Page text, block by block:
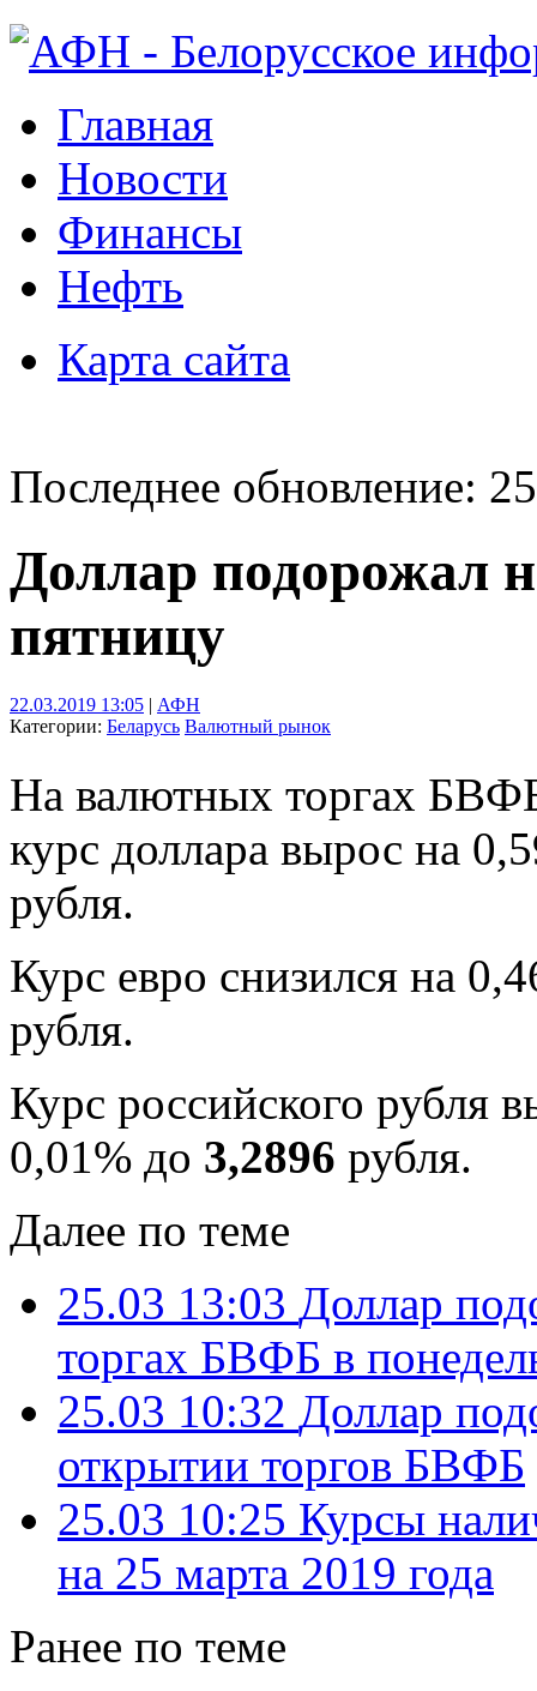
Главная
Новости
Финансы
Нефть
Карта сайта
Последнее обновление:
Доллар подорожал
пятницу
22.03.2019 13:05 | АФН
Категории: Беларусь Валютный рынок
На валютных торгах
курс доллара вырос на
рубля.
Курс евро снизился на
рубля.
Курс российского рубля
0,01% до 3,2896 рубля.
Далее по теме
25.03 13:03 Доллар
торгах БВФБ в
25.03 10:32 Доллар
открытии торгов БВФБ
25.03 10:25 Курсы
на 25 марта 2019 года
Ранее по теме